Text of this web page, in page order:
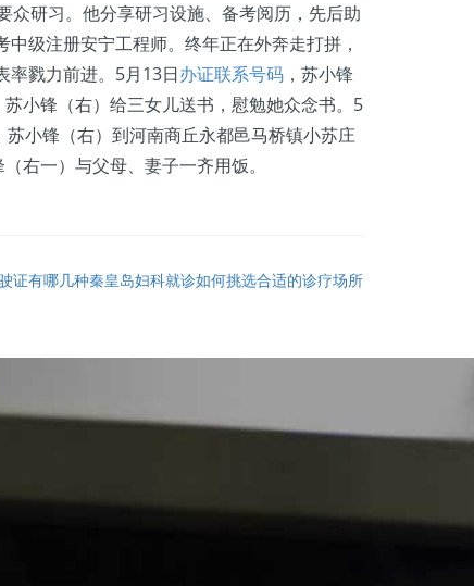
研习。他分享研习设施、备考阅历，先后助
级注册安宁工程师。终年正在外奔走打拼，
率戮力前进。5月13日办证联系号码 ，苏小锋
小锋（右）给三女儿送书，慰勉她众念书。5
小锋（右）到河南商丘永都邑马桥镇小苏庄
右一）与父母、妻子一齐用饭。
证有哪几种秦皇岛妇科就诊如何挑选合适的诊疗场所